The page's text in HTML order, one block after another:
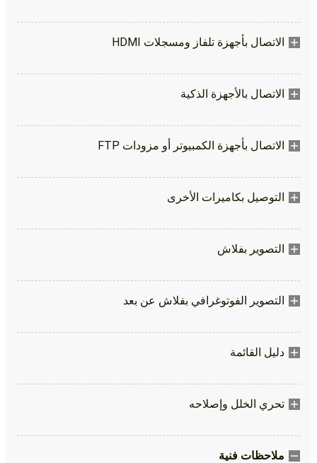
الاتصال بأجهزة تلفاز ومسجلات HDMI
الاتصال بالأجهزة الذكية
الاتصال بأجهزة الكمبيوتر أو مزودات FTP
التوصيل بكاميرات الأخرى
التصوير بفلاش
التصوير الفوتوغرافي بفلاش عن بعد
دليل القائمة
تحري الخلل وإصلاحه
ملاحظات فنية